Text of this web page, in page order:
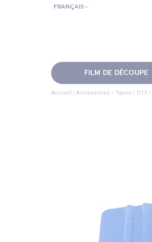
FRANÇAIS
FILM DE DÉCOUPE
Accueil Accessoires / Tapes / DTF